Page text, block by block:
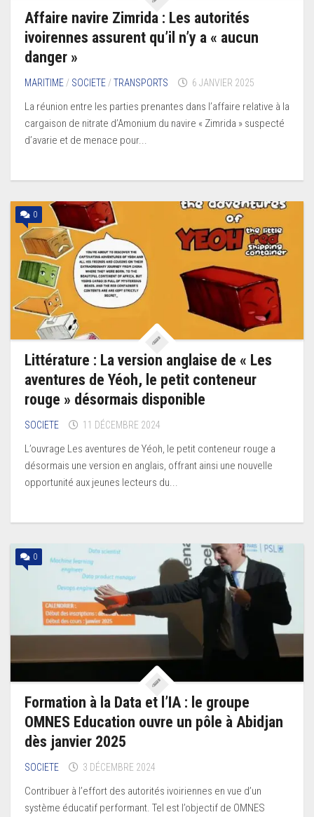
Affaire navire Zimrida : Les autorités
ivoirennes assurent qu’il n’y a « aucun
danger »
MARITIME / SOCIETE /TRANSPORTS 6 JANVIER 2025
La réunion entre les parties prenantes dans l’affaire relative à la
cargaison de nitrate d’Amonium du navire « Zimrida » suspecté
d’avarie et de menace pour...
0
Littérature : La version anglaise de « Les
aventures de Yéoh, le petit conteneur
rouge » désormais disponible
SOCIETE 11 DÉCEMBRE 2024
L’ouvrage Les aventures de Yéoh, le petit conteneur rouge a
désormais une version en anglais, offrant ainsi une nouvelle
opportunité aux jeunes lecteurs du...
0
Formation à la Data et l’IA : le groupe
OMNES Education ouvre un pôle à Abidjan
dès janvier 2025
SOCIETE 3 DÉCEMBRE 2024
Contribuer à l’effort des autorités ivoiriennes en vue d’un
système éducatif performant. Tel est l’objectif de OMNES